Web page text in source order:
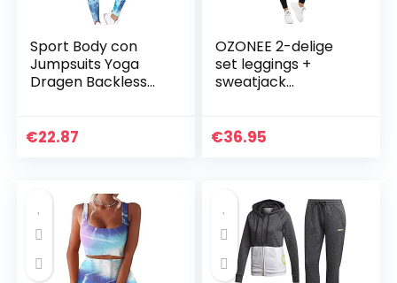
Sport Body con
Jumpsuits Yoga
Dragen Backless
Workout Set
€22.87
OZONEE 2-delige
set leggings +
sweatjack
joggingpak
€36.95